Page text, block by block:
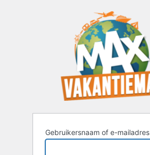
Gebruikersnaam of e-mailadres